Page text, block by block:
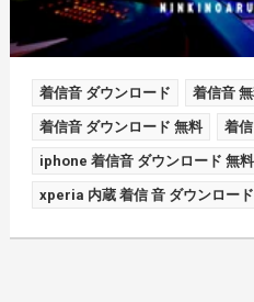
着信音 ダウンロード 着信音
着信音 ダウンロード 無料 着
iphone 着信音 ダウンロード 無料
xperia 内蔵 着信 音 ダウンロード